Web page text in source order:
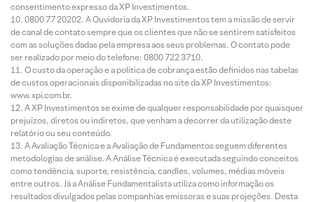
consentimento expresso da XP Investimentos.
0800 77 20202. A Ouvidoria da XP Investimentos tem a missão de servir
de canal de contato sempre que os clientes que não se sentirem satisfeitos
com as soluções dadas pela empresa aos seus problemas. O contato pode
ser realizado por meio do telefone: 0800 722 3710.
O custo da operação e a política de cobrança estão definidos nas tabelas
de custos operacionais disponibilizadas no site da XP Investimentos:
www.xpi.com.br.
A XP Investimentos se exime de qualquer responsabilidade por quaisquer
prejuízos, diretos ou indiretos, que venham a decorrer da utilização deste
relatório ou seu conteúdo.
A Avaliação Técnica e a Avaliação de Fundamentos seguem diferentes
metodologias de análise. A Análise Técnica é executada seguindo conceitos
como tendência, suporte, resistência, candles, volumes, médias móveis
entre outros. Já a Análise Fundamentalista utiliza como informação os
resultados divulgados pelas companhias emissoras e suas projeções. Desta